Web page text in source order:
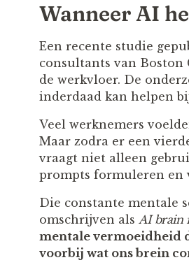
Wanneer AI
Een recente studie
consultants van Boston
de werkvloer. De
inderdaad kan helpen
Veel werknemers
Maar zodra er een
vraagt niet alleen
prompts formuleren en
Die constante mentale
omschrijven als AI brain
mentale vermoeidheid
voorbij wat ons brein